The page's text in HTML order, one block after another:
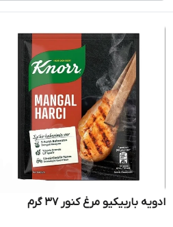
ادویه باربیکیو مرغ کنور 37 گرم